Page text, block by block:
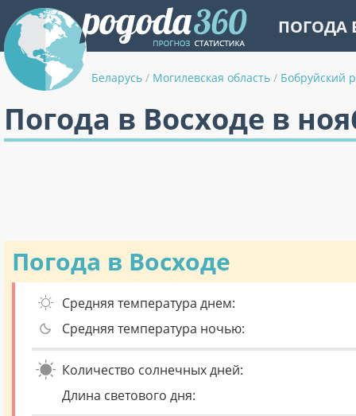
ПОГОДА
Беларусь / Могилевская область / Бобруйский
Погода в Восходе в
Погода в Восходе
Средняя температура днем:
Средняя температура ночью:
Количество солнечных дней:
Длина светового дня: